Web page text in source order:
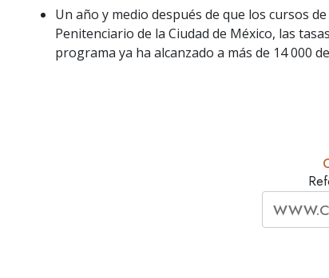
Un año y medio después de que los cursos
Penitenciario de la Ciudad de México, las
programa ya ha alcanzado a más de 14 000